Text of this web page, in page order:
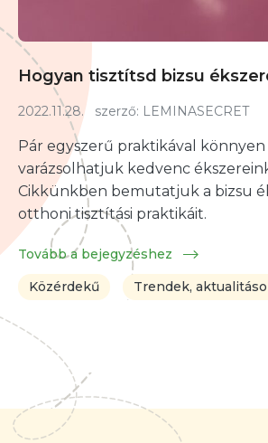
Hogyan tisztítsd bizsu
2022.11.28.szerző: LEMINASECRET
Pár egyszerű praktikával
varázsolhatjuk kedvenc
Cikkünkben bemutatjuk a bizsu
otthoni tisztítási praktikáit.
Tovább a bejegyzéshez
Közérdekű
Trendek,